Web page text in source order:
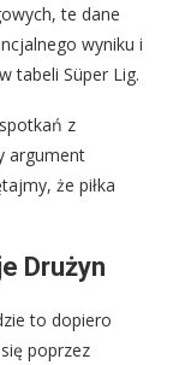
te dane
wyniku i
tabeli Süper Lig.
z
argument
że piłka
Drużyn
to dopiero
poprzez